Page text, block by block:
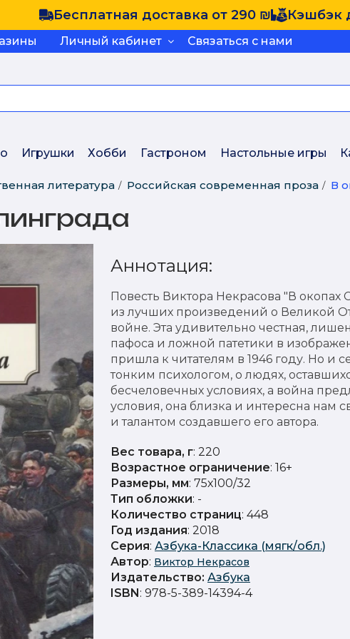
Бесплатная доставка от 290 ₪ Кэшбэк
Личный кабинет Связаться с нами
Игрушки Хобби Гастроном Настольные игры
литература Российская современная проза В
Аннотация:
Повесть Виктора Некрасова "В окопах
из лучших произведений о Великой
войне. Эта удивительно честная,
пафоса и ложной патетики в
пришла к читателям в 1946 году. Но и
тонким психологом, о людях,
бесчеловечных условиях, а война
условия, она близка и интересна нам
и талантом создавшего его автора.
Вес товара, г: 220
Возрастное ограничение: 16+
Размеры, мм: 75х100/32
Тип обложки: -
Количество страниц: 448
Год издания: 2018
Серия: Азбука-Классика (мягк/обл.)
Автор: Виктор Некрасов
Издательство: Азбука
ISBN: 978-5-389-14394-4